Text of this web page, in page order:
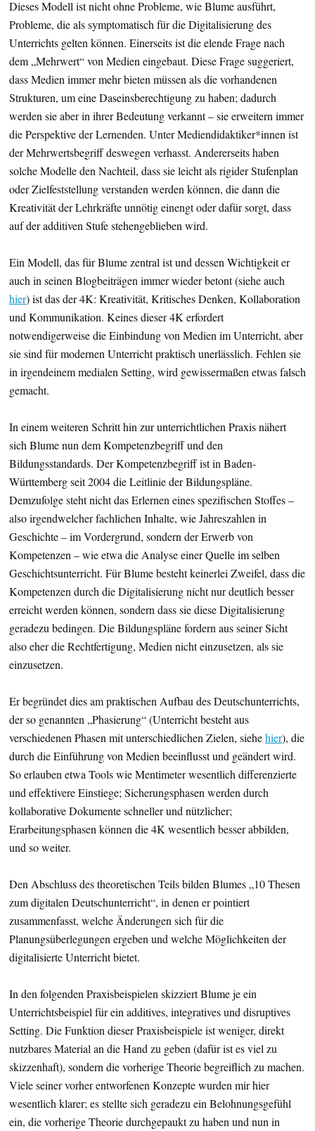
Dieses Modell ist nicht ohne Probleme, wie Blume ausführt,
Probleme, die als symptomatisch für die Digitalisierung des
Unterrichts gelten können. Einerseits ist die elende Frage nach
dem „Mehrwert“ von Medien eingebaut. Diese Frage suggeriert,
dass Medien immer mehr bieten müssen als die vorhandenen
Strukturen, um eine Daseinsberechtigung zu haben; dadurch
werden sie aber in ihrer Bedeutung verkannt – sie erweitern immer
die Perspektive der Lernenden. Unter Mediendidaktiker*innen ist
der Mehrwertsbegriff deswegen verhasst. Andererseits haben
solche Modelle den Nachteil, dass sie leicht als rigider Stufenplan
oder Zielfeststellung verstanden werden können, die dann die
Kreativität der Lehrkräfte unnötig einengt oder dafür sorgt, dass
auf der additiven Stufe stehengeblieben wird.
Ein Modell, das für Blume zentral ist und dessen Wichtigkeit er
auch in seinen Blogbeiträgen immer wieder betont (siehe auch
hier) ist das der 4K: Kreativität, Kritisches Denken, Kollaboration
und Kommunikation. Keines dieser 4K erfordert
notwendigerweise die Einbindung von Medien im Unterricht, aber
sie sind für modernen Unterricht praktisch unerlässlich. Fehlen sie
in irgendeinem medialen Setting, wird gewissermaßen etwas falsch
gemacht.
In einem weiteren Schritt hin zur unterrichtlichen Praxis nähert
sich Blume nun dem Kompetenzbegriff und den
Bildungsstandards. Der Kompetenzbegriff ist in Baden-
Württemberg seit 2004 die Leitlinie der Bildungspläne.
Demzufolge steht nicht das Erlernen eines spezifischen Stoffes –
also irgendwelcher fachlichen Inhalte, wie Jahreszahlen in
Geschichte – im Vordergrund, sondern der Erwerb von
Kompetenzen – wie etwa die Analyse einer Quelle im selben
Geschichtsunterricht. Für Blume besteht keinerlei Zweifel, dass die
Kompetenzen durch die Digitalisierung nicht nur deutlich besser
erreicht werden können, sondern dass sie diese Digitalisierung
geradezu bedingen. Die Bildungspläne fordern aus seiner Sicht
also eher die Rechtfertigung, Medien nicht einzusetzen, als sie
einzusetzen.
Er begründet dies am praktischen Aufbau des Deutschunterrichts,
der so genannten „Phasierung“ (Unterricht besteht aus
verschiedenen Phasen mit unterschiedlichen Zielen, siehehier), die
durch die Einführung von Medien beeinflusst und geändert wird.
So erlauben etwa Tools wie Mentimeter wesentlich differenzierte
und effektivere Einstiege; Sicherungsphasen werden durch
kollaborative Dokumente schneller und nützlicher;
Erarbeitungsphasen können die 4K wesentlich besser abbilden,
und so weiter.
Den Abschluss des theoretischen Teils bilden Blumes „10 Thesen
zum digitalen Deutschunterricht“, in denen er pointiert
zusammenfasst, welche Änderungen sich für die
Planungsüberlegungen ergeben und welche Möglichkeiten der
digitalisierte Unterricht bietet.
In den folgenden Praxisbeispielen skizziert Blume je ein
Unterrichtsbeispiel für ein additives, integratives und disruptives
Setting. Die Funktion dieser Praxisbeispiele ist weniger, direkt
nutzbares Material an die Hand zu geben (dafür ist es viel zu
skizzenhaft), sondern die vorherige Theorie begreiflich zu machen.
Viele seiner vorher entworfenen Konzepte wurden mir hier
wesentlich klarer; es stellte sich geradezu ein Belohnungsgefühl
ein, die vorherige Theorie durchgepaukt zu haben und nun in